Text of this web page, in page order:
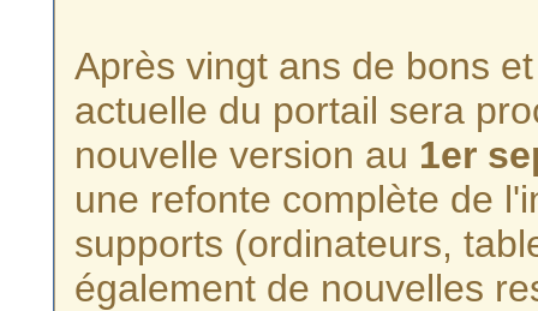
Après vingt ans de bons
actuelle du portail sera
nouvelle version au 1er
une refonte complète de
supports (ordinateurs,
également de nouvelles